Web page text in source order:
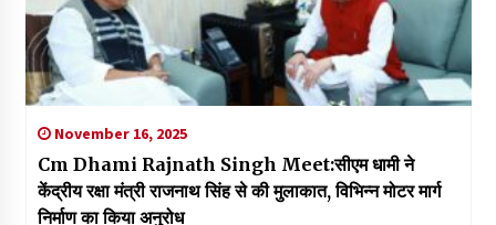
November 16, 2025
Cm Dhami Rajnath Singh Meet:सीएम धामी ने
केंद्रीय रक्षा मंत्री राजनाथ सिंह से की मुलाकात, विभिन्न मोटर मार्ग
निर्माण का किया अनुरोध